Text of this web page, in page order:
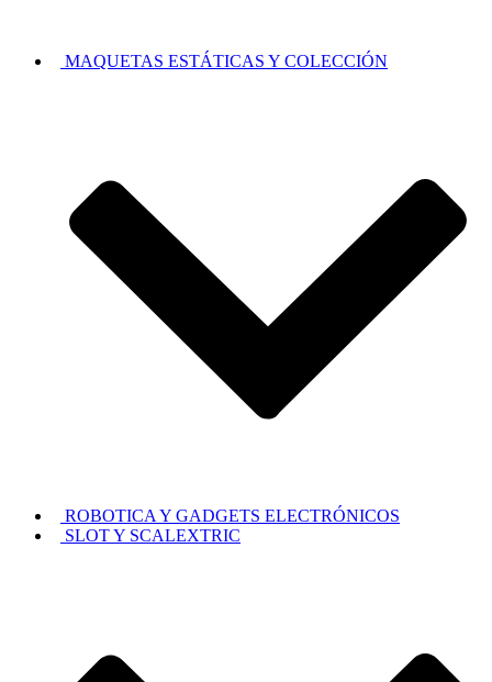
MAQUETAS ESTÁTICAS Y COLECCIÓN
ROBOTICA Y GADGETS ELECTRÓNICOS
SLOT Y SCALEXTRIC